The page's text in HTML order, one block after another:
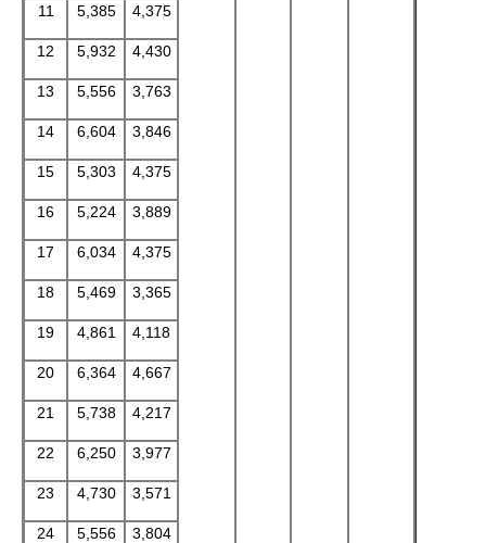
11 5,385 4,375
12 5,932 4,430
13 5,556 3,763
14 6,604 3,846
15 5,303 4,375
16 5,224 3,889
17 6,034 4,375
18 5,469 3,365
19 4,861 4,118
20 6,364 4,667
21 5,738 4,217
22 6,250 3,977
23 4,730 3,571
24 5,556 3,804